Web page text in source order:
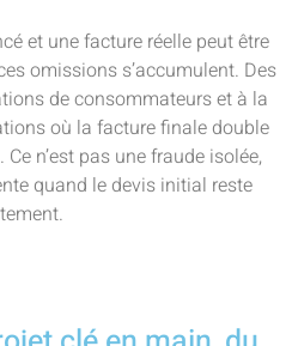
et une facture réelle peut être
omissions s’accumulent. Des
de consommateurs et à la
où la facture finale double
n’est pas une fraude isolée,
quand le devis initial reste